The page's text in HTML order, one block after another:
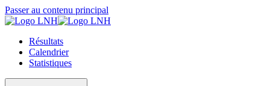
Passer au contenu principal
Résultats
Calendrier
Statistiques